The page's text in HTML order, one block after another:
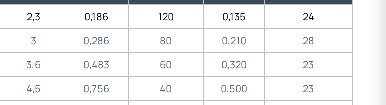
2,3 0,186 120 0,135
24
3 0,286 80 0,210
28
3,6 0,483 60 0,320
23
4,5 0,756 40 0,500
23